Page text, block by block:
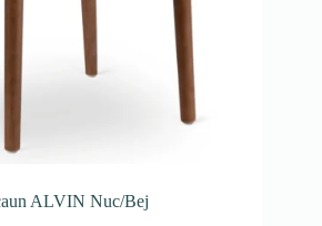
ALVIN Nuc/Bej